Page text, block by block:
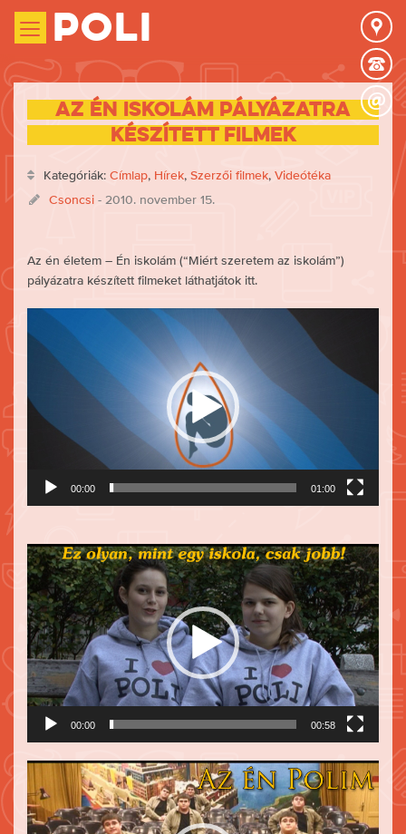
Poli
Az én iskolám pályázatra
készített filmek
Kategóriák: Címlap, Hírek, Szerzői filmek, Videótéka
Csoncsi - 2010. november 15.
Az én életem – Én iskolám (“Miért szeretem az iskolám”)
pályázatra készített filmeket láthatjátok itt.
Videólejátszó
00:00 01:00
Videólejátszó
00:00 00:58
Videólejátszó